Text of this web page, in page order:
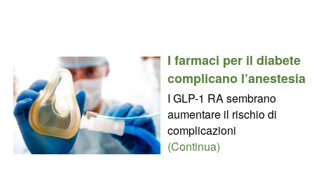
I farmaci per il diabete
complicano l’anestesia
I GLP-1 RA sembrano
aumentare il rischio di
complicazioni
(Continua)